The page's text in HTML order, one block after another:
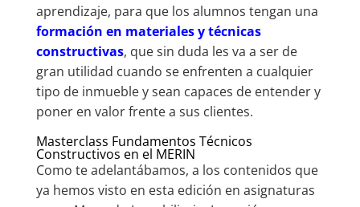
aprendizaje, para que los alumnos tengan una
formación en materiales y técnicas
constructivas, que sin duda les va a ser de
gran utilidad cuando se enfrenten a cualquier
tipo de inmueble y sean capaces de entender y
poner en valor frente a sus clientes.
Masterclass Fundamentos Técnicos
Constructivos en el MERIN
Como te adelantábamos, a los contenidos que
ya hemos visto en esta edición en asignaturas